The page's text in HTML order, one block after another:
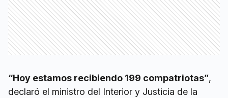
“Hoy estamos recibiendo 199 compatriotas”,
declaró el ministro del Interior y Justicia de la